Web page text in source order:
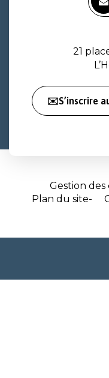
21
✉️S’inscrire
Gestion des
Plan du site